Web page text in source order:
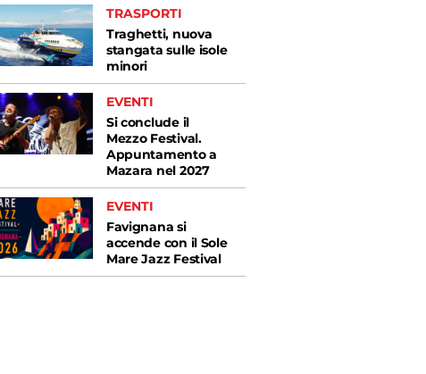
TRASPORTI
Traghetti, nuova
stangata sulle isole
minori
EVENTI
Si conclude il
Mezzo Festival.
Appuntamento a
Mazara nel 2027
EVENTI
Favignana si
accende con il Sole
Mare Jazz Festival